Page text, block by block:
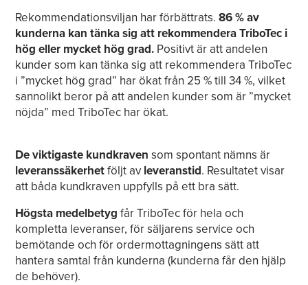
Rekommendationsviljan har förbättrats.86 % av
kunderna kan tänka sig att rekommendera TriboTec i
hög eller mycket hög grad. Positivt är att andelen
kunder som kan tänka sig att rekommendera TriboTec
i ”mycket hög grad” har ökat från 25 % till 34 %, vilket
sannolikt beror på att andelen kunder som är ”mycket
nöjda” med TriboTec har ökat.
De viktigaste kundkravensom spontant nämns är
leveranssäkerhetföljt av leveranstid. Resultatet visar
att båda kundkraven uppfylls på ett bra sätt.
Högsta medelbetygfår TriboTec för hela och
kompletta leveranser, för säljarens service och
bemötande och för ordermottagningens sätt att
hantera samtal från kunderna (kunderna får den hjälp
de behöver).